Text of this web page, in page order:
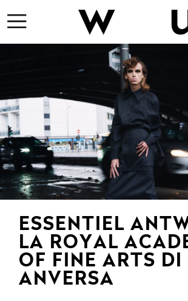
ESSENTIEL
LA ROYAL
OF FINE ARTS DI
ANVERSA